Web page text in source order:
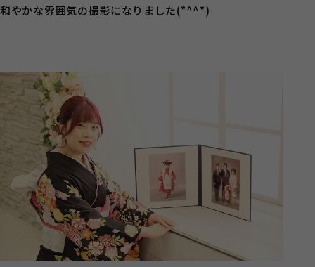
和やかな雰囲気の撮影になりました(*^^*)